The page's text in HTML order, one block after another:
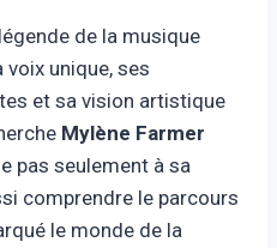
de la musique
unique, ses
et sa vision artistique
Mylène Farmer
pas seulement à sa
comprendre le parcours
le monde de la